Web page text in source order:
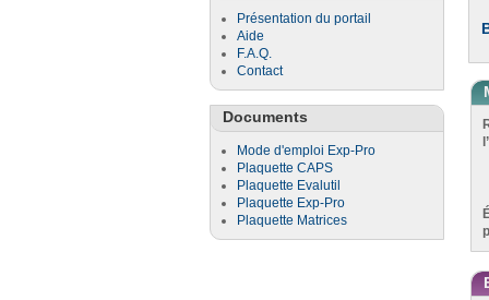
Présentation du portail
Aide
F.A.Q.
Contact
Documents
Mode d'emploi Exp-Pro
Plaquette CAPS
Plaquette Evalutil
Plaquette Exp-Pro
Plaquette Matrices